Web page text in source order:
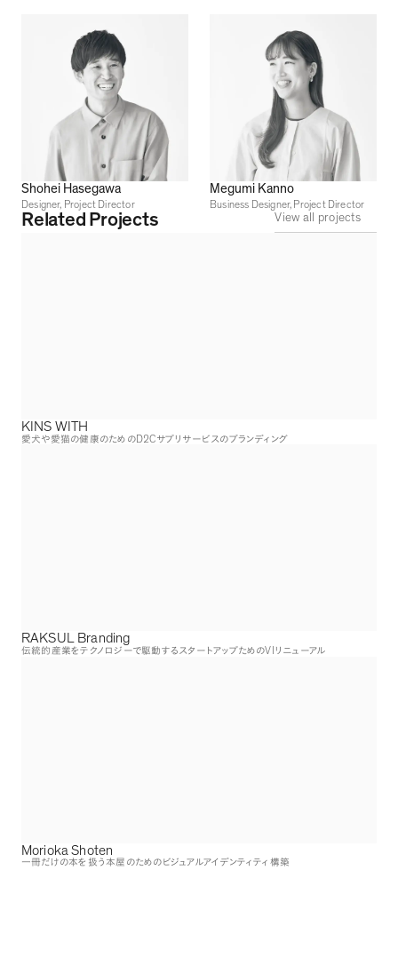
Shohei Hasegawa
Designer, Project Director
Megumi Kanno
Business Designer, Project Director
Related Projects View all projects
KINS WITH
愛犬や愛猫の健康のためのD2Cサプリサービスのブランディング
RAKSUL Branding
伝統的産業をテクノロジーで駆動するスタートアップためのVI リニューアル
Morioka Shoten
一冊だけの本を扱う本屋のためのビジュアルアイデンティティ構築